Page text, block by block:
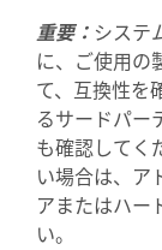
重要： システ
に、ご使用の
て、互換性を
るサードパー
も確認してく
い場合は、ア
アまたはハー
い。